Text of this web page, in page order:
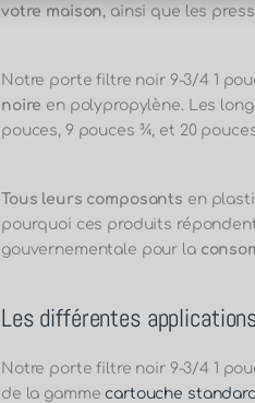
votre maison, ainsi que les
Notre porte filtre noir 9-3/4 1
noire en polypropylène. Les
pouces, 9 pouces ¾, et 20
Tous leurs composants en
pourquoi ces produits
gouvernementale pour la
Les différentes
Notre porte filtre noir 9-3/4 1
de la gamme cartouche